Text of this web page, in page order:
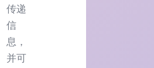
传递
信
息，
并可